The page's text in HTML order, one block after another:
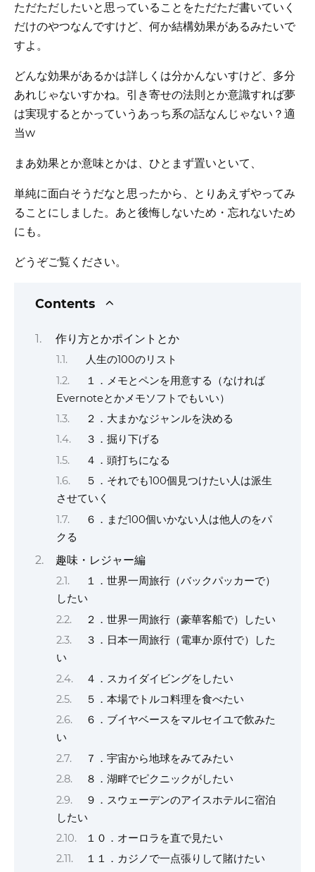
ただただしたいと思っていることをただただ書いていく
だけのやつなんですけど、何か結構効果があるみたいで
すよ。
どんな効果があるかは詳しくは分かんないすけど、多分
あれじゃないすかね。引き寄せの法則とか意識すれば夢
は実現するとかっていうあっち系の話なんじゃない？適
当w
まあ効果とか意味とかは、ひとまず置いといて、
単純に面白そうだなと思ったから、とりあえずやってみ
ることにしました。あと後悔しないため・忘れないため
にも。
どうぞご覧ください。
Contents
作り方とかポイントとか
人生の100のリスト
１．メモとペンを用意する（なければ
Evernoteとかメモソフトでもいい）
２．大まかなジャンルを決める
３．掘り下げる
４．頭打ちになる
５．それでも100個見つけたい人は派生
させていく
６．まだ100個いかない人は他人のをパ
クる
趣味・レジャー編
１．世界一周旅行（バックパッカーで）
したい
２．世界一周旅行（豪華客船で）したい
３．日本一周旅行（電車か原付で）した
い
４．スカイダイビングをしたい
５．本場でトルコ料理を食べたい
６．ブイヤベースをマルセイユで飲みた
い
７．宇宙から地球をみてみたい
８．湖畔でピクニックがしたい
９．スウェーデンのアイスホテルに宿泊
したい
１０．オーロラを直で見たい
１１．カジノで一点張りして賭けたい